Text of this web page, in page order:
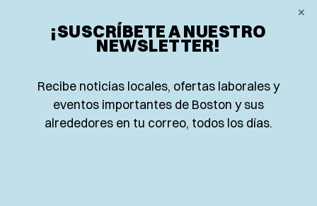
×
¡SUSCRÍBETE A NUESTRO
NEWSLETTER!
Recibe noticias locales, ofertas laborales y
eventos importantes de Boston y sus
alrededores en tu correo, todos los días.